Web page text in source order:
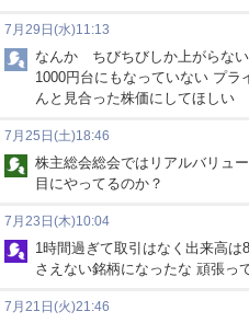
7月29日(水)11:13
なんか ちびちびしか上がらな
1000円台にもなっていない プ
んと見合った株価にしてほしい
7月25日(土)18:46
株主総会総会ではリアルバリュ
目にやってるのか？
7月23日(木)10:04
1時間過ぎて取引はなく出来高
さえない銘柄になったな 頑張っ
7月21日(火)21:46